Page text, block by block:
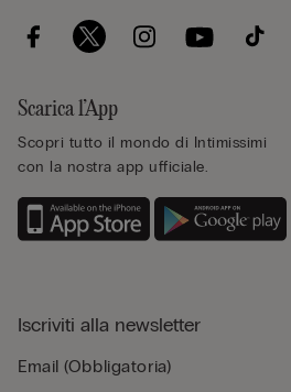
Scarica l’App
Scopri tutto il mondo di Intimissimi
con la nostra app ufficiale.
Iscriviti alla newsletter